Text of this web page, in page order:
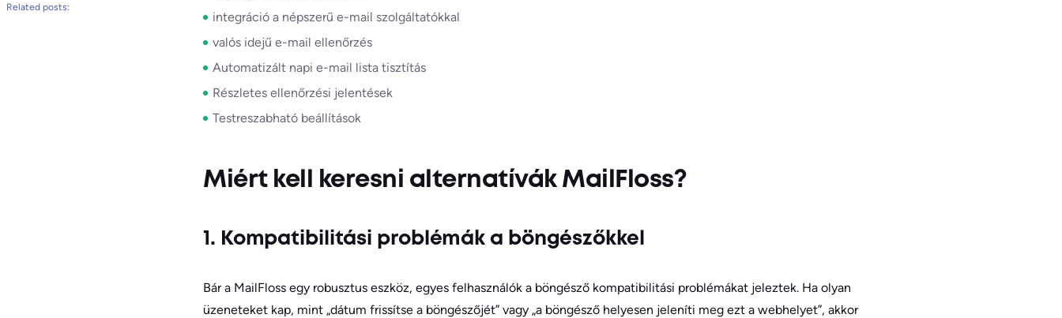
Related posts:
integráció a népszerű e-mail szolgáltatókkal
valós idejű e-mail ellenőrzés
Automatizált napi e-mail lista tisztítás
Részletes ellenőrzési jelentések
Testreszabható beállítások
Miért kell keresni alternatívák MailFloss?
1. Kompatibilitási problémák a böngészőkkel
Bár a MailFloss egy robusztus eszköz, egyes felhasználók a böngésző kompatibilitási problémákat jeleztek. Ha olyan
üzeneteket kap, mint „dátum frissítse a böngészőjét” vagy „a böngésző helyesen jeleníti meg ezt a webhelyet”, akkor